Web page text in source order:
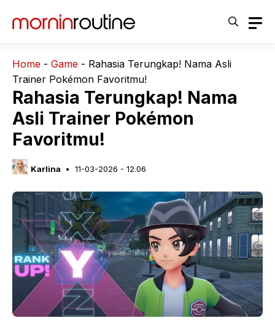
Home - Game - Rahasia Terungkap! Nama Asli
Trainer Pokémon Favoritmu!
Rahasia Terungkap! Nama
Asli Trainer Pokémon
Favoritmu!
Karlina 11-03-2026 - 12.06